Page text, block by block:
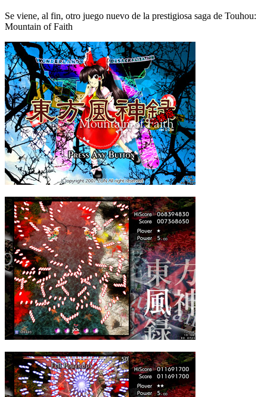
Se viene, al fin, otro juego nuevo de la prestigiosa saga de Touhou:
Mountain of Faith